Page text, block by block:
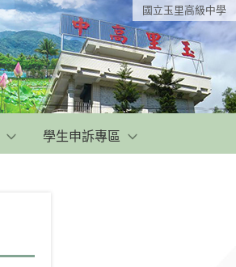
國立玉里高級中學
學生申訴專區